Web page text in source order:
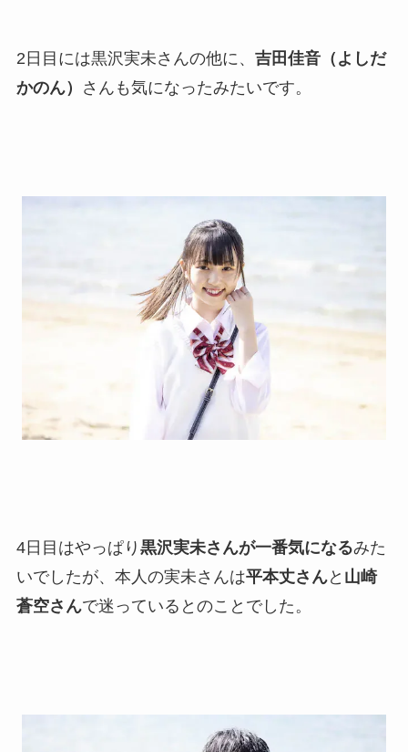
2日目には黒沢実未さんの他に、 吉田佳音（よしだ
かのん）
さんも気になったみたいです。
4日目はやっぱり 黒沢実未さんが一番気になるみた
いでしたが、本人の実未さんは平本丈さんと 山崎
蒼空さんで迷っているとのことでした。